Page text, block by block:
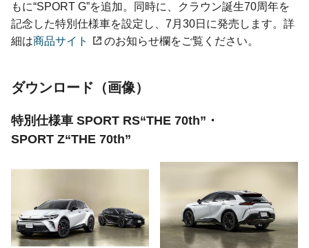
もに“SPORT G”を追加。同時に、クラウン誕生70周年を
記念した特別仕様車を設定し、7月30日に発売します。詳
細は商品サイト のお知らせ欄をご覧ください。
ダウンロード（画像）
特別仕様車 SPORT RS“THE 70th”・
SPORT Z“THE 70th”